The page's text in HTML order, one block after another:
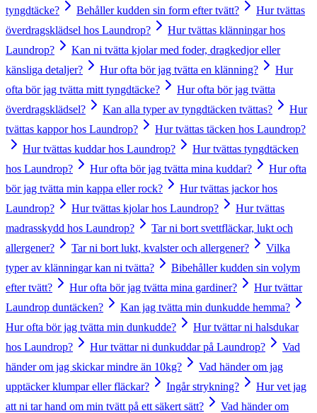
tyngdtäcke?
Behåller kudden sin form efter tvätt?
Hur tvättas
överdragsklädsel hos Laundrop?
Hur tvättas klänningar hos
Laundrop?
Kan ni tvätta kjolar med foder, dragkedjor eller
känsliga detaljer?
Hur ofta bör jag tvätta en klänning?
Hur
ofta bör jag tvätta mitt tyngdtäcke?
Hur ofta bör jag tvätta
överdragsklädsel?
Kan alla typer av tyngdtäcken tvättas?
Hur
tvättas kappor hos Laundrop?
Hur tvättas täcken hos Laundrop?
Hur tvättas kuddar hos Laundrop?
Hur tvättas tyngdtäcken
hos Laundrop?
Hur ofta bör jag tvätta mina kuddar?
Hur ofta
bör jag tvätta min kappa eller rock?
Hur tvättas jackor hos
Laundrop?
Hur tvättas kjolar hos Laundrop?
Hur tvättas
madrasskydd hos Laundrop?
Tar ni bort svettfläckar, lukt och
allergener?
Tar ni bort lukt, kvalster och allergener?
Vilka
typer av klänningar kan ni tvätta?
Bibehåller kudden sin volym
efter tvätt?
Hur ofta bör jag tvätta mina gardiner?
Hur tvättar
Laundrop duntäcken?
Kan jag tvätta min dunkudde hemma?
Hur ofta bör jag tvätta min dunkudde?
Hur tvättar ni halsdukar
hos Laundrop?
Hur tvättar ni dunkuddar på Laundrop?
Vad
händer om jag skickar mindre än 10kg?
Vad händer om jag
upptäcker klumpar eller fläckar?
Ingår strykning?
Hur vet jag
att ni tar hand om min tvätt på ett säkert sätt?
Vad händer om